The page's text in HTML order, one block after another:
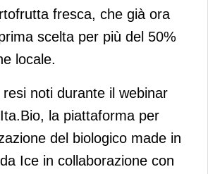
fresca, che già ora
scelta per più del 50%
locale.
noti durante il webinar
la piattaforma per
del biologico made in
Ice in collaborazione con